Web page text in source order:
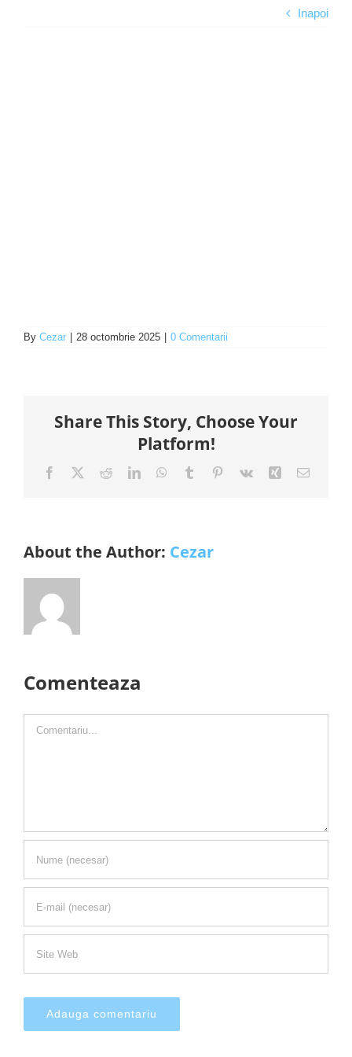
Inapoi
By Cezar 28 octombrie 2025 0 Comentarii
Share This Story, Choose Your
Platform!
Facebook RedditLinkedInWhatsApp
Tumblr Pinterest
Vk Xing E-
About the Author: Cezar
Comenteaza